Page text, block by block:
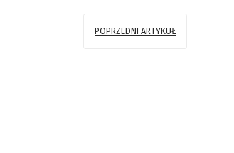
POPRZEDNI ARTYKUŁ